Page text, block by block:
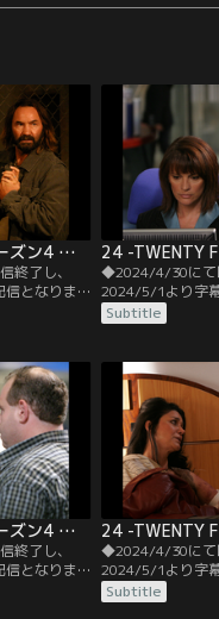
24 -TWENTY FOUR- シーズン4 第03話／字幕
了し、
となりま
／第03話
エの友人ア
。ジャック
ルはすぐに
◆2024/4/30にて
2024/5/1より字
す。予めご了承
10：00 A.M.-11
は、公開裁判を
は独断で行動す
いた。
Subtitle
24 -TWENTY FOUR- シーズン4 第08話／字幕
了し、
となりま
／第08話
ーライドに
◆2024/4/30にて
2024/5/1より字
す。予めご了承
3：00 P.M.-4：
Subtitle